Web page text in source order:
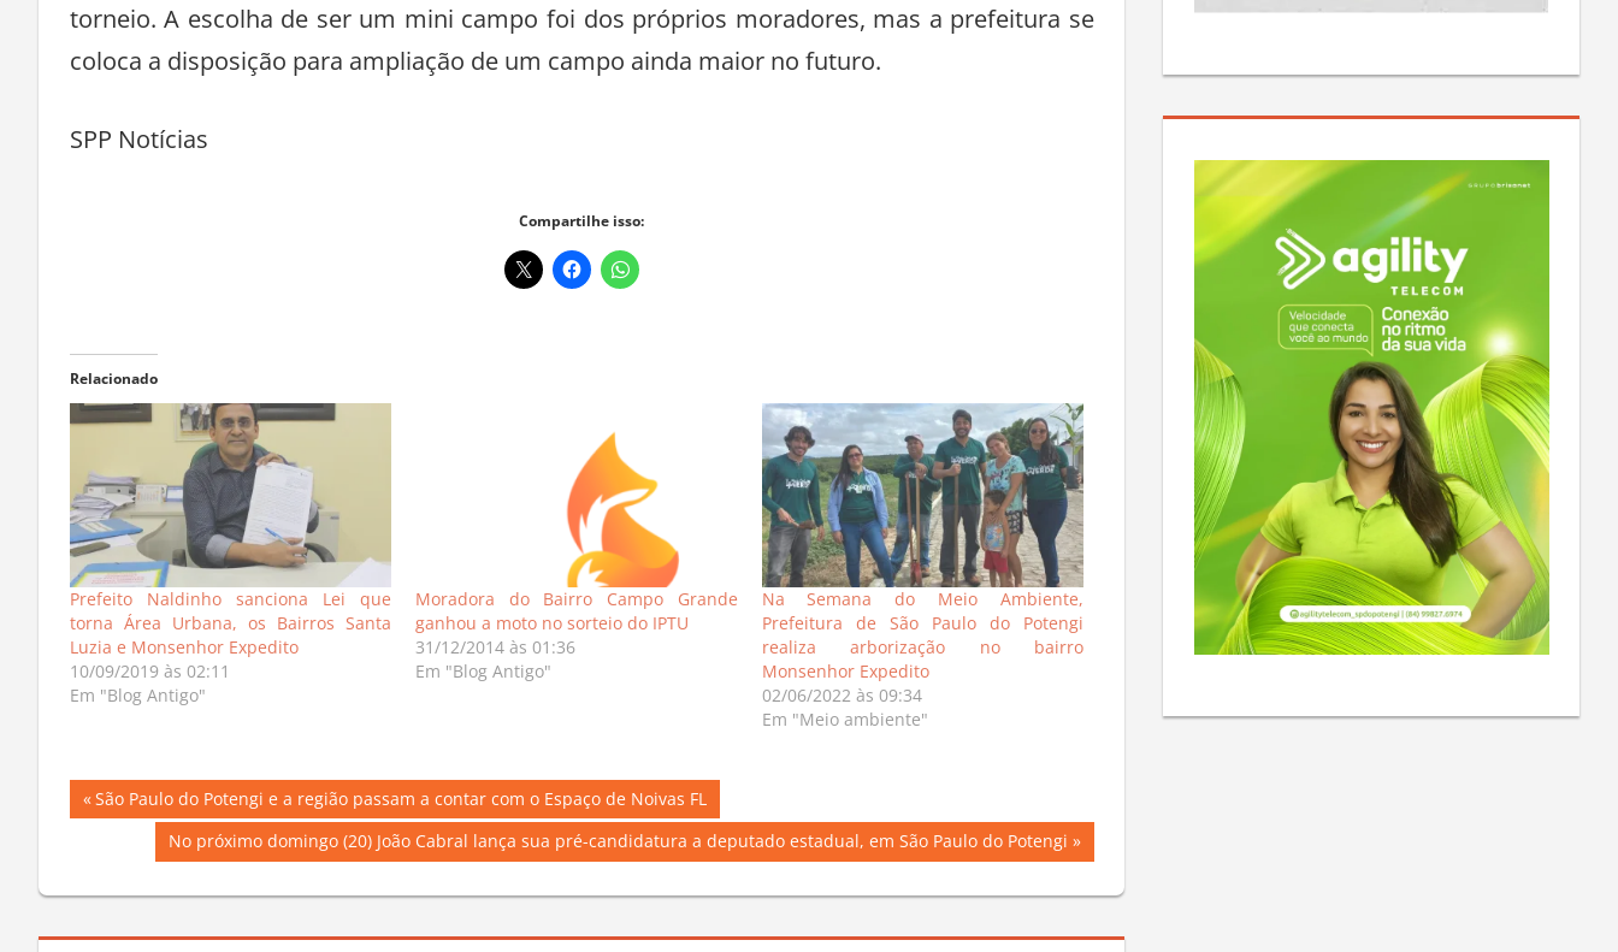
torneio. A escolha de ser um mini campo foi dos próprios moradores, mas a prefeitura se
coloca a disposição para ampliação de um campo ainda maior no futuro.
SPP Notícias
Compartilhe isso:
Relacionado
Prefeito Naldinho sanciona Lei que
torna Área Urbana, os Bairros Santa
Luzia e Monsenhor Expedito
10/09/2019 às 02:11
Em "Blog Antigo"
Moradora do Bairro Campo Grande
ganhou a moto no sorteio do IPTU
31/12/2014 às 01:36
Em "Blog Antigo"
Na Semana do Meio Ambiente,
Prefeitura de São Paulo do Potengi
realiza arborização no bairro
Monsenhor Expedito
02/06/2022 às 09:34
Em "Meio ambiente"
Navegação
Post
Previous
Post:
São Paulo do Potengi e a região passam a contar com o Espaço de Noivas FL
Next
Post:
No próximo domingo (20) João Cabral lança sua pré-candidatura a deputado estadual, em São Paulo do Potengi